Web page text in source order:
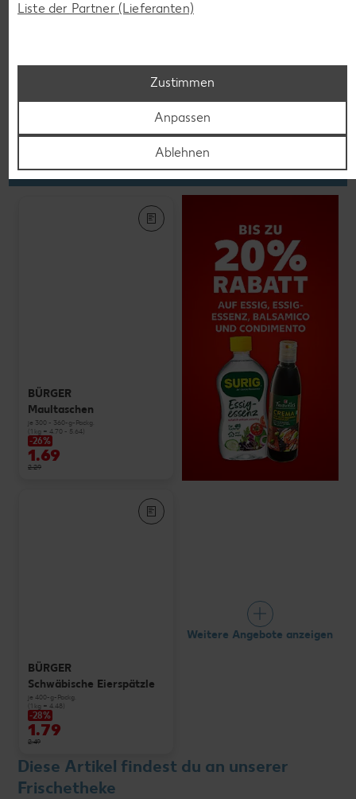
Feinkost, Konserven
Gültig vom 06.08. bis 12.08.
BÜRGER
Maultaschen
je 300 - 360-g-Packg.
(1 kg = 4.70 - 5.64)
-26%
1.69
2.29
BÜRGER
Schwäbische Eierspätzle
je 400-g-Packg.
(1 kg = 4.48)
-28%
1.79
2.49
Weitere Angebote anzeigen
Diese Artikel findest du an unserer
Frischetheke
Liste der Partner (Lieferanten)
Zustimmen
Anpassen
Ablehnen